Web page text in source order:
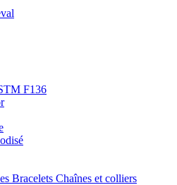
F136
Bracelets Chaînes et colliers